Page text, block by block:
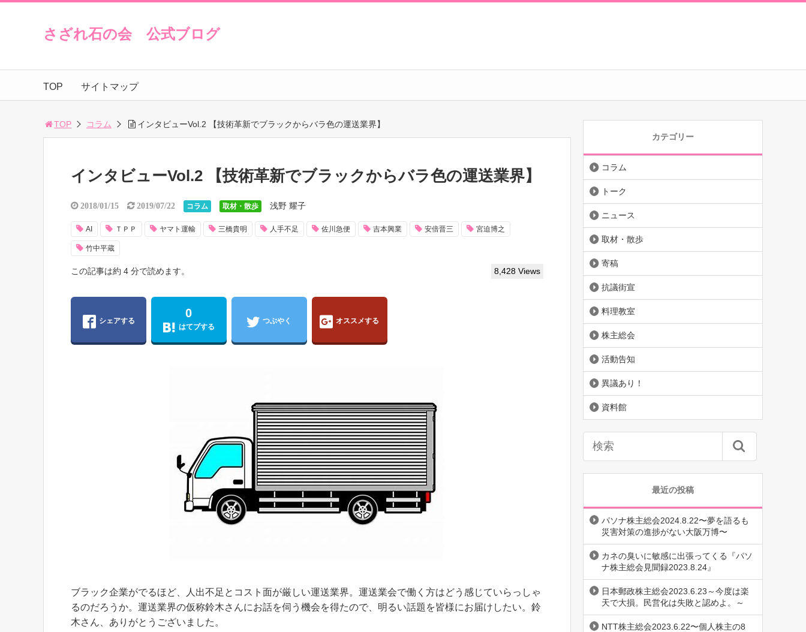
さざれ石の会 公式ブログ
TOP サイトマップ
TOP コラム インタビューVol.2 【技術革新でブラックからバラ色の運送業界】
インタビューVol.2 【技術革新でブラックからバラ色の運送業界】
2018/01/15 2019/07/22 コラム 取材・散歩 浅野 耀子
AI ＴＰＰ ヤマト運輸 三橋貴明 人手不足 佐川急便 吉本興業 安倍晋三 宮迫博之
竹中平蔵
この記事は約 4 分で読めます。 8,428 Views
シェアする
0
はてブする
つぶやく オススメする
ブラック企業がでるほど、人出不足とコスト面が厳しい運送業界。運送業会で働く方はどう感じていらっしゃ
るのだろうか。運送業界の仮称鈴木さんにお話を伺う機会を得たので、明るい話題を皆様にお届けしたい。鈴
木さん、ありがとうございました。
カテゴリー
コラム
トーク
ニュース
取材・散歩
寄稿
抗議街宣
料理教室
株主総会
活動告知
異議あり！
資料館
最近の投稿
パソナ株主総会2024.8.22〜夢を語るも
災害対策の進捗がない大阪万博〜
カネの臭いに敏感に出張ってくる『パソ
ナ株主総会見聞録2023.8.24』
日本郵政株主総会2023.6.23～今度は楽
天で大損。民営化は失敗と認めよ。～
NTT株主総会2023.6.22〜個人株主の8